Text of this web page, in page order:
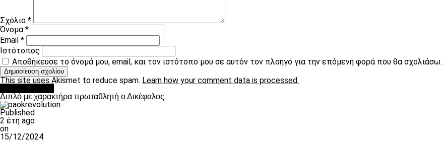
Σχόλιο *
Όνομα*
Email *
Ιστότοπος
Αποθήκευσε το όνομά μου, email, και τον ιστότοπο μου σε αυτόν τον πλοηγό για την επόμενη φορά που θα σχολιάσω.
This site uses Akismet to reduce spam. Learn how your comment data is processed.
Διπλό με χαρακτήρα πρωταθλητή ο Δικέφαλος
Published
2 έτη ago
on
15/12/2024